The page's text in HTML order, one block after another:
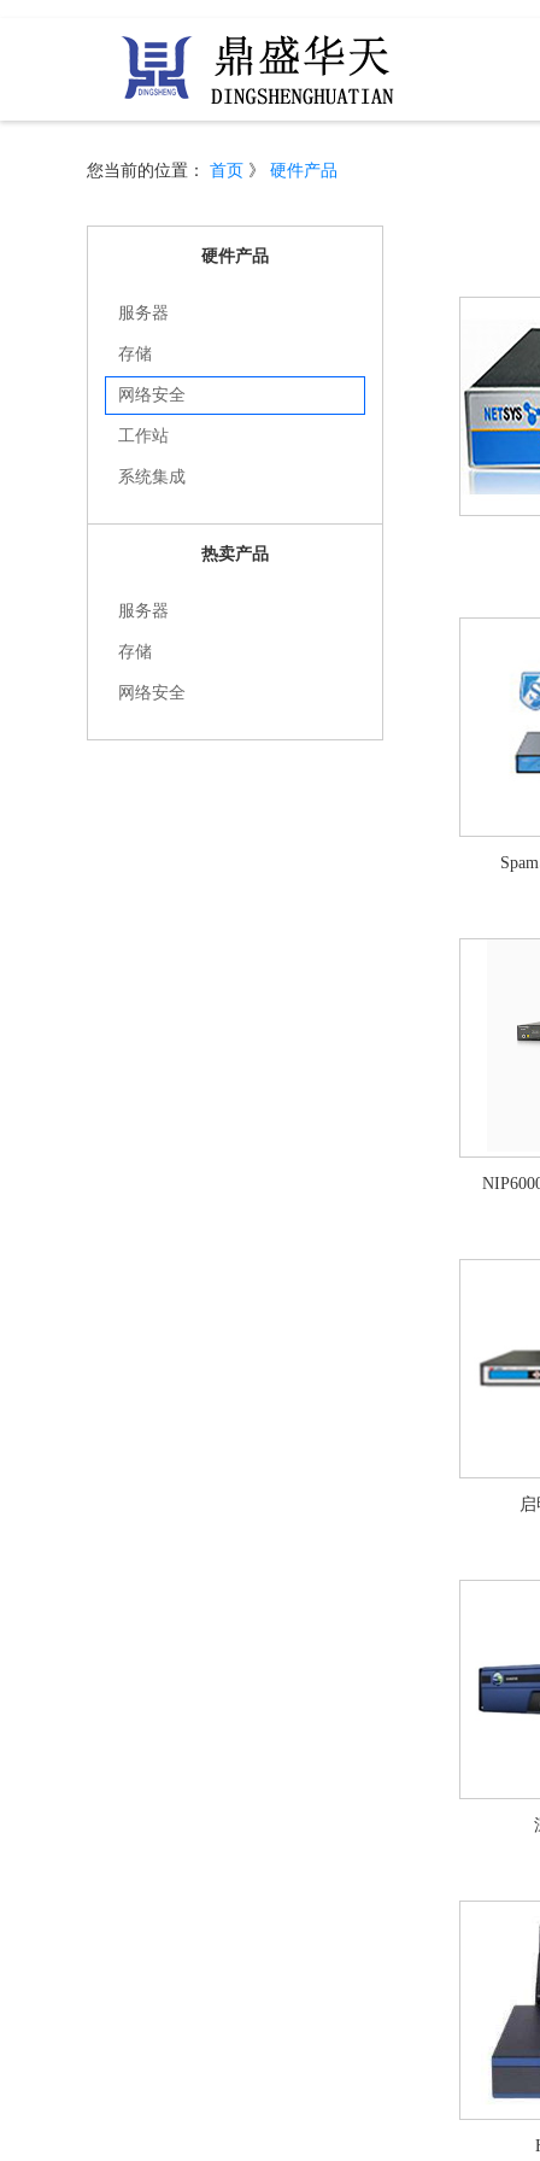
您当前的位置： 首页 》 硬件产品
硬件产品
服务器
存储
网络安全
工作站
系统集成
热卖产品
服务器
存储
网络安全